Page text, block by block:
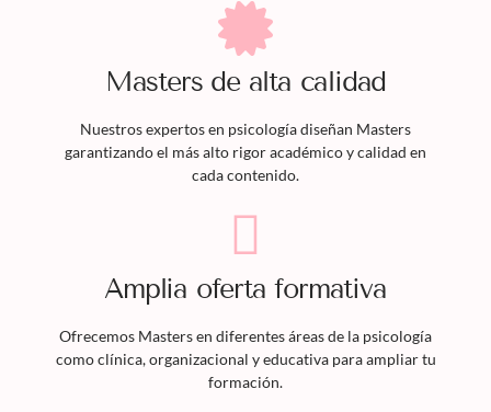
Mastersde alta calidad
Nuestros expertos en psicología diseñan Masters
garantizando el más alto rigor académico y calidad en
cada contenido.
Amplia oferta formativa
Ofrecemos Mastersen diferentes áreas de la psicología
como clínica, organizacional y educativa para ampliar tu
formación.